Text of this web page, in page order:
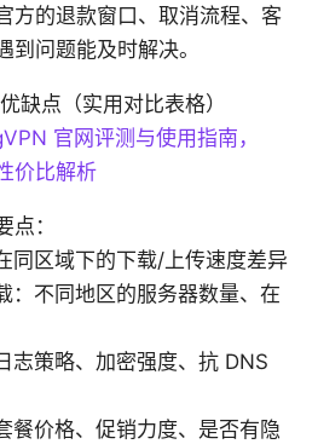
方的退款窗口、取消流程、客
到问题能及时解决。
缺点（实用对比表格）
官网评测与使用指南，
价比解析
点：
同区域下的下载/上传速度差异
：不同地区的服务器数量、在
志策略、加密强度、抗 DNS
餐价格、促销力度、是否有隐